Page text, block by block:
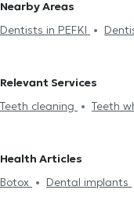
Nearby Areas
Dentists in PEFKI
Dentists in
Dentists in NEA PENTELI
Relevant Services
Teeth cleaning
Teeth
Abscess
Xerostomia
Fillers
Dental bonding
Health Articles
Botox
Dental implants